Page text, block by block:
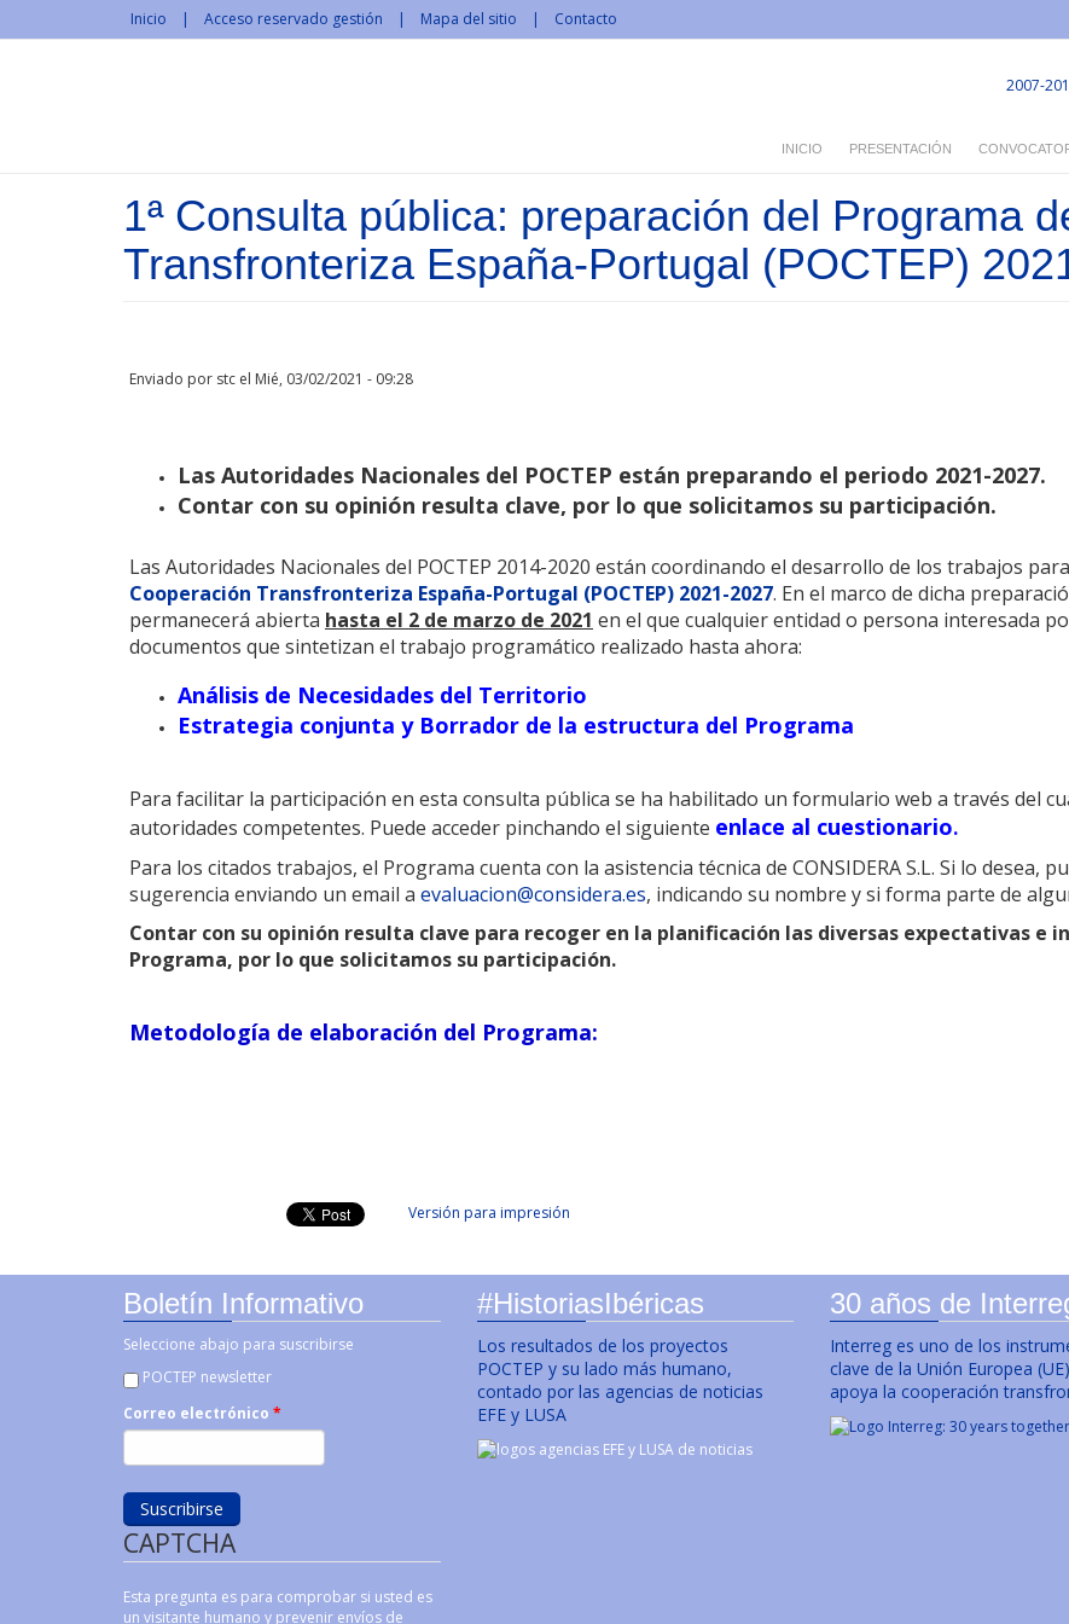
Pasar al contenido principal
Inicio Acceso reservado gestión Mapa del sitio Contacto
INICIO PRESENTACIÓN
2007-
1ª Consulta pública: preparación del Programa
Transfronteriza España-Portugal (POCTEP)
Enviado por stc el Mié, 03/02/2021 - 09:28
Las Autoridades Nacionales del POCTEP están preparando el periodo 2021-2027.
Contar con su opinión resulta clave, por lo que solicitamos su participación.
Las Autoridades Nacionales del POCTEP 2014-2020 están coordinando el desarrollo de los trabajos
Cooperación Transfronteriza España-Portugal (POCTEP) 2021-2027. En el marco de dicha
permanecerá abierta hasta el 2 de marzo de 2021 en el que cualquier entidad o persona interesada
documentos que sintetizan el trabajo programático realizado hasta ahora:
Análisis de Necesidades del Territorio
Estrategia conjunta y Borrador de la estructura del Programa
Para facilitar la participación en esta consulta pública se ha habilitado un formulario web a través del
autoridades competentes. Puede acceder pinchando el siguiente enlace al cuestionario.
Para los citados trabajos, el Programa cuenta con la asistencia técnica de CONSIDERA S.L. Si lo desea,
sugerencia enviando un email a evaluacion@considera.es, indicando su nombre y si forma parte de
Contar con su opinión resulta clave para recoger en la planificación las diversas expectativas e
Programa, por lo que solicitamos su participación.
Metodología de elaboración del Programa:
Versión para impresión
Boletín Informativo
Seleccione abajo para suscribirse
POCTEP newsletter
Correo electrónico *
CAPTCHA
Esta pregunta es para comprobar si usted es
un visitante humano y prevenir envíos de
#HistoriasIbéricas
Los resultados de los proyectos
POCTEP y su lado más humano,
contado por las agencias de noticias
EFE y LUSA
30 años de
Interreg es uno de los
clave de la Unión Europea
apoya la cooperación